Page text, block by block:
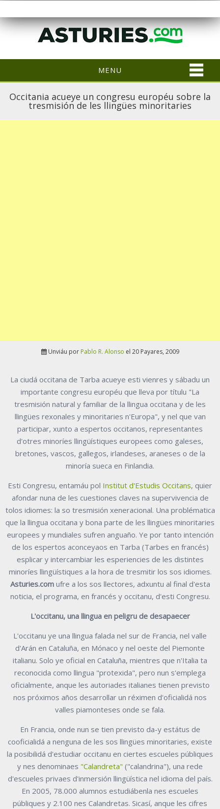
MENU
Occitania acueye un congresu européu sobre la
tresmisión de les llingües minoritaries
Unviáu por Pablo R. Alonso el 20 Payares, 2009
La ciudá occitana de Tarba acueye esti vienres y sábadu un
importante congresu européu que lleva por títulu "La
tresmisión natural y familiar de la llingua occitana y de les
llingües rexonales y minoritaries n'Europa", y nel que van
participar, xunto a espertos occitanos, representantes
d'otres minoríes llingüístiques europees como galeses,
bretones, vascos, gallegos, irlandeses, araneses o de la
minoría sueca en Finlandia.
Esti Congresu, entamáu pol Institut d'Estudis Occitans, quier
afondar nuna de les cuestiones claves na supervivencia de
tolos idiomes: la so tresmisión xeneracional. Una problématica
que la llingua occitana y bona parte de les llingües minoritaries
europees y mundiales sufren anguaño. Ye por tanto intención
de los espertos aconceyaos en Tarba (Tarbes en francés)
esplicar y intercambiar les esperiencies de les distintes
minoríes llingüístiques a la hora de tresmitir los sos idiomes.
Asturies.com ufre a los sos llectores, adxuntu al final d'esta
noticia, el programa, en francés y occitanu, d'esti Congresu.
L'occitanu, una llingua en peligru de desapaecer
L'occitanu ye una llingua falada nel sur de Francia, nel valle
d'Arán en Cataluña, en Mónaco y nel oeste del Piemonte
italianu. Solo ye oficial en Cataluña, mientres que n'Italia ta
reconocida como llingua "protexida", pero nun s'emplega
oficialmente, anque les autoriades italianes tienen previsto
nos próximos años desarrollar un réximen d'oficialidá nos
valles piamonteses onde se fala.
En Francia, onde nun se tien previsto da-y estátus de
cooficialidá a nenguna de les sos llingües minoritaries, existe
la posibilidá d'estudiar occitanu en ciertes escueles públiques
y nes denominaes "Calandreta" ("calandrina"), una rede
d'escueles privaes d'inmersión llingüística nel idioma del país.
En 2005, 78.000 alumnos estudiábenla nes escueles
públiques y 2.100 nes Calandretas. Sicasí, anque les cifres